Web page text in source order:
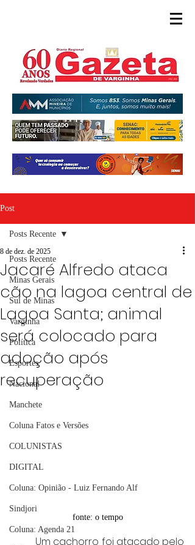
Post
Posts Recente
Minas Gerais
Sul de Minas
Varginha
Política
Esportes
Nacional
Manchete
Coluna Fatos e Versões
COLUNISTAS
DIGITAL
Coluna: Opinião - Luiz Fernando Alf
Sindjori
Coluna: Agenda 21
Posts Recente
Jacaré Alfredo ataca
cão na lagoa central de
Lagoa Santa; animal
será colocado para
adoção após
recuperação
8 de dez. de 2025
fonte: o tempo